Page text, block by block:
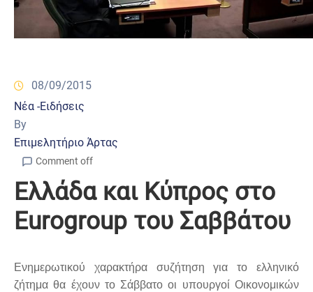
08/09/2015
Νέα -Ειδήσεις
By
Επιμελητήριο Άρτας
Comment off
Ελλάδα και Κύπρος στο
Eurogroup του Σαββάτου
Ενημερωτικού χαρακτήρα συζήτηση για το ελληνικό
ζήτημα θα έχουν το Σάββατο οι υπουργοί Οικονομικών